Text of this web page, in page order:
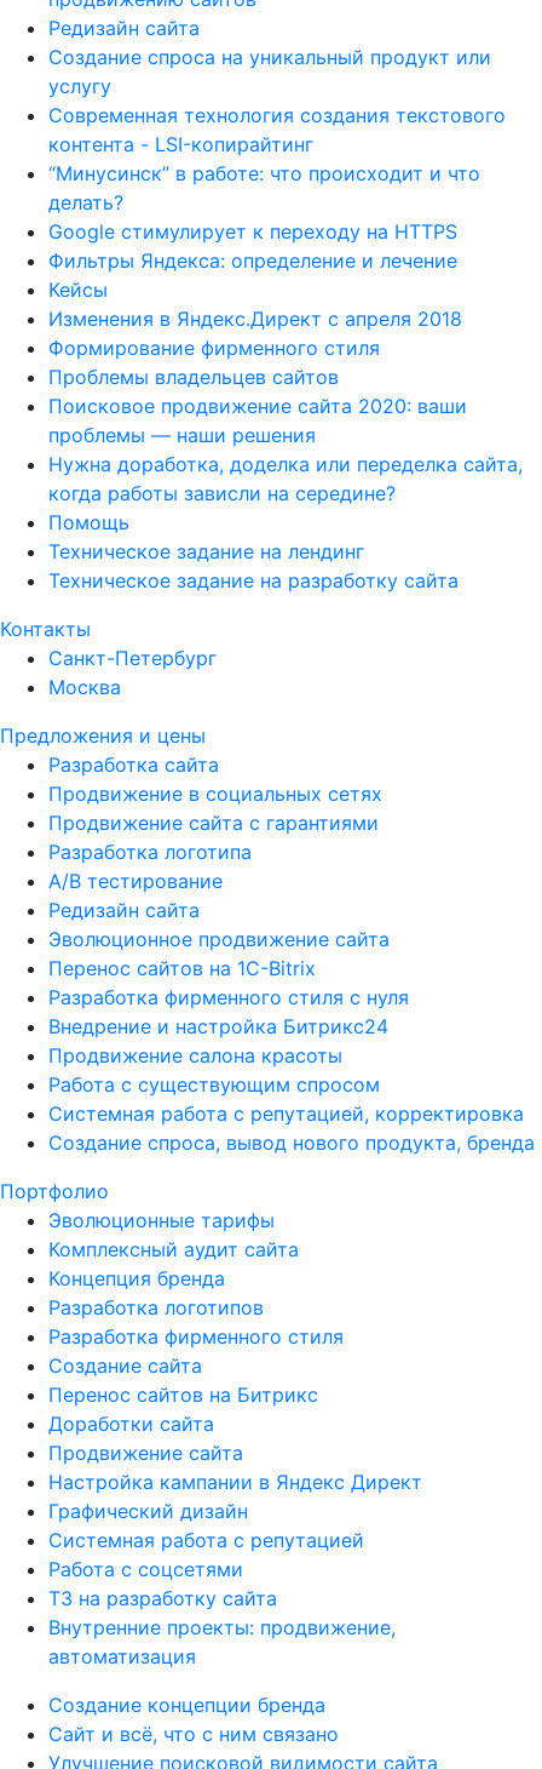
Редизайн сайта
Создание спроса на уникальный продукт или
услугу
Современная технология создания текстового
контента - LSI-копирайтинг
“Минусинск” в работе: что происходит и что
делать?
Google стимулирует к переходу на HTTPS
Фильтры Яндекса: определение и лечение
Кейсы
Изменения в Яндекс.Директ с апреля 2018
Формирование фирменного стиля
Проблемы владельцев сайтов
Поисковое продвижение сайта 2020: ваши
проблемы — наши решения
Нужна доработка, доделка или переделка сайта,
когда работы зависли на середине?
Помощь
Техническое задание на лендинг
Техническое задание на разработку сайта
Контакты
Санкт-Петербург
Москва
Предложения и цены
Разработка сайта
Продвижение в социальных сетях
Продвижение сайта с гарантиями
Разработка логотипа
A/B тестирование
Редизайн сайта
Эволюционное продвижение сайта
Перенос сайтов на 1С-Bitrix
Разработка фирменного стиля с нуля
Внедрение и настройка Битрикс24
Продвижение салона красоты
Работа с существующим спросом
Системная работа с репутацией, корректировка
Создание спроса, вывод нового продукта, бренда
Портфолио
Эволюционные тарифы
Комплексный аудит сайта
Концепция бренда
Разработка логотипов
Разработка фирменного стиля
Создание сайта
Перенос сайтов на Битрикс
Доработки сайта
Продвижение сайта
Настройка кампании в Яндекс Директ
Графический дизайн
Системная работа с репутацией
Работа с соцсетями
ТЗ на разработку сайта
Внутренние проекты: продвижение,
автоматизация
Создание концепции бренда
Сайт и всё, что с ним связано
Улучшение поисковой видимости сайта